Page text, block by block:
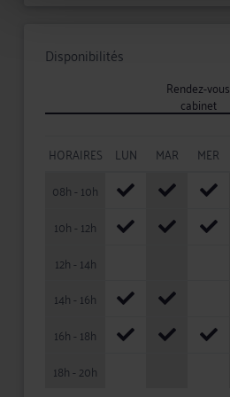
Disponibilités
Rendez-vous
cabinet
HORAIRES LUN MAR MER
08h - 10h
10h - 12h
12h - 14h
14h - 16h
16h - 18h
18h - 20h